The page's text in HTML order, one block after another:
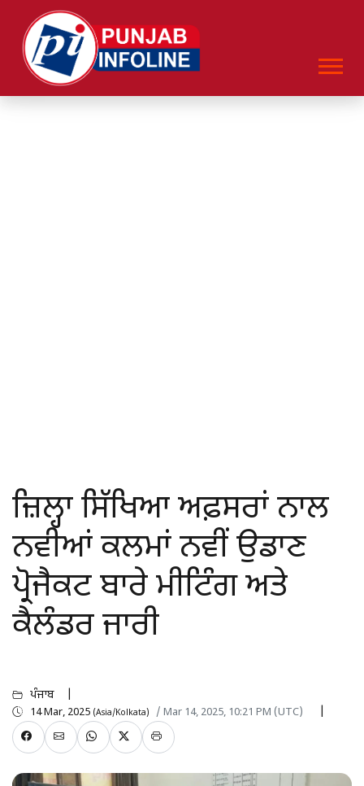
ਜ਼ਿਲ੍ਹਾ ਸਿੱਖਿਆ ਅਫ਼ਸਰਾਂ ਨਾਲ
ਨਵੀਆਂ ਕਲਮਾਂ ਨਵੀਂ ਉਡਾਣ
ਪ੍ਰੋਜੈਕਟ ਬਾਰੇ ਮੀਟਿੰਗ ਅਤੇ
ਕੈਲੰਡਰ ਜਾਰੀ
ਪੰਜਾਬ
14 Mar, 2025 (Asia/Kolkata) / Mar 14, 2025, 10:21 PM (UTC)